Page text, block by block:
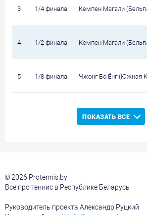
3 1/4 финала Кемпен Магали
4 1/2 финала Кемпен Магали
5 1/8 финала Чжонг Бо Ёнг (Южная
ПОКАЗАТЬ ВСЕ
© 2026 Protennis.by
Все про теннис в Республике Беларусь
Руководитель проекта Александр Руцкий